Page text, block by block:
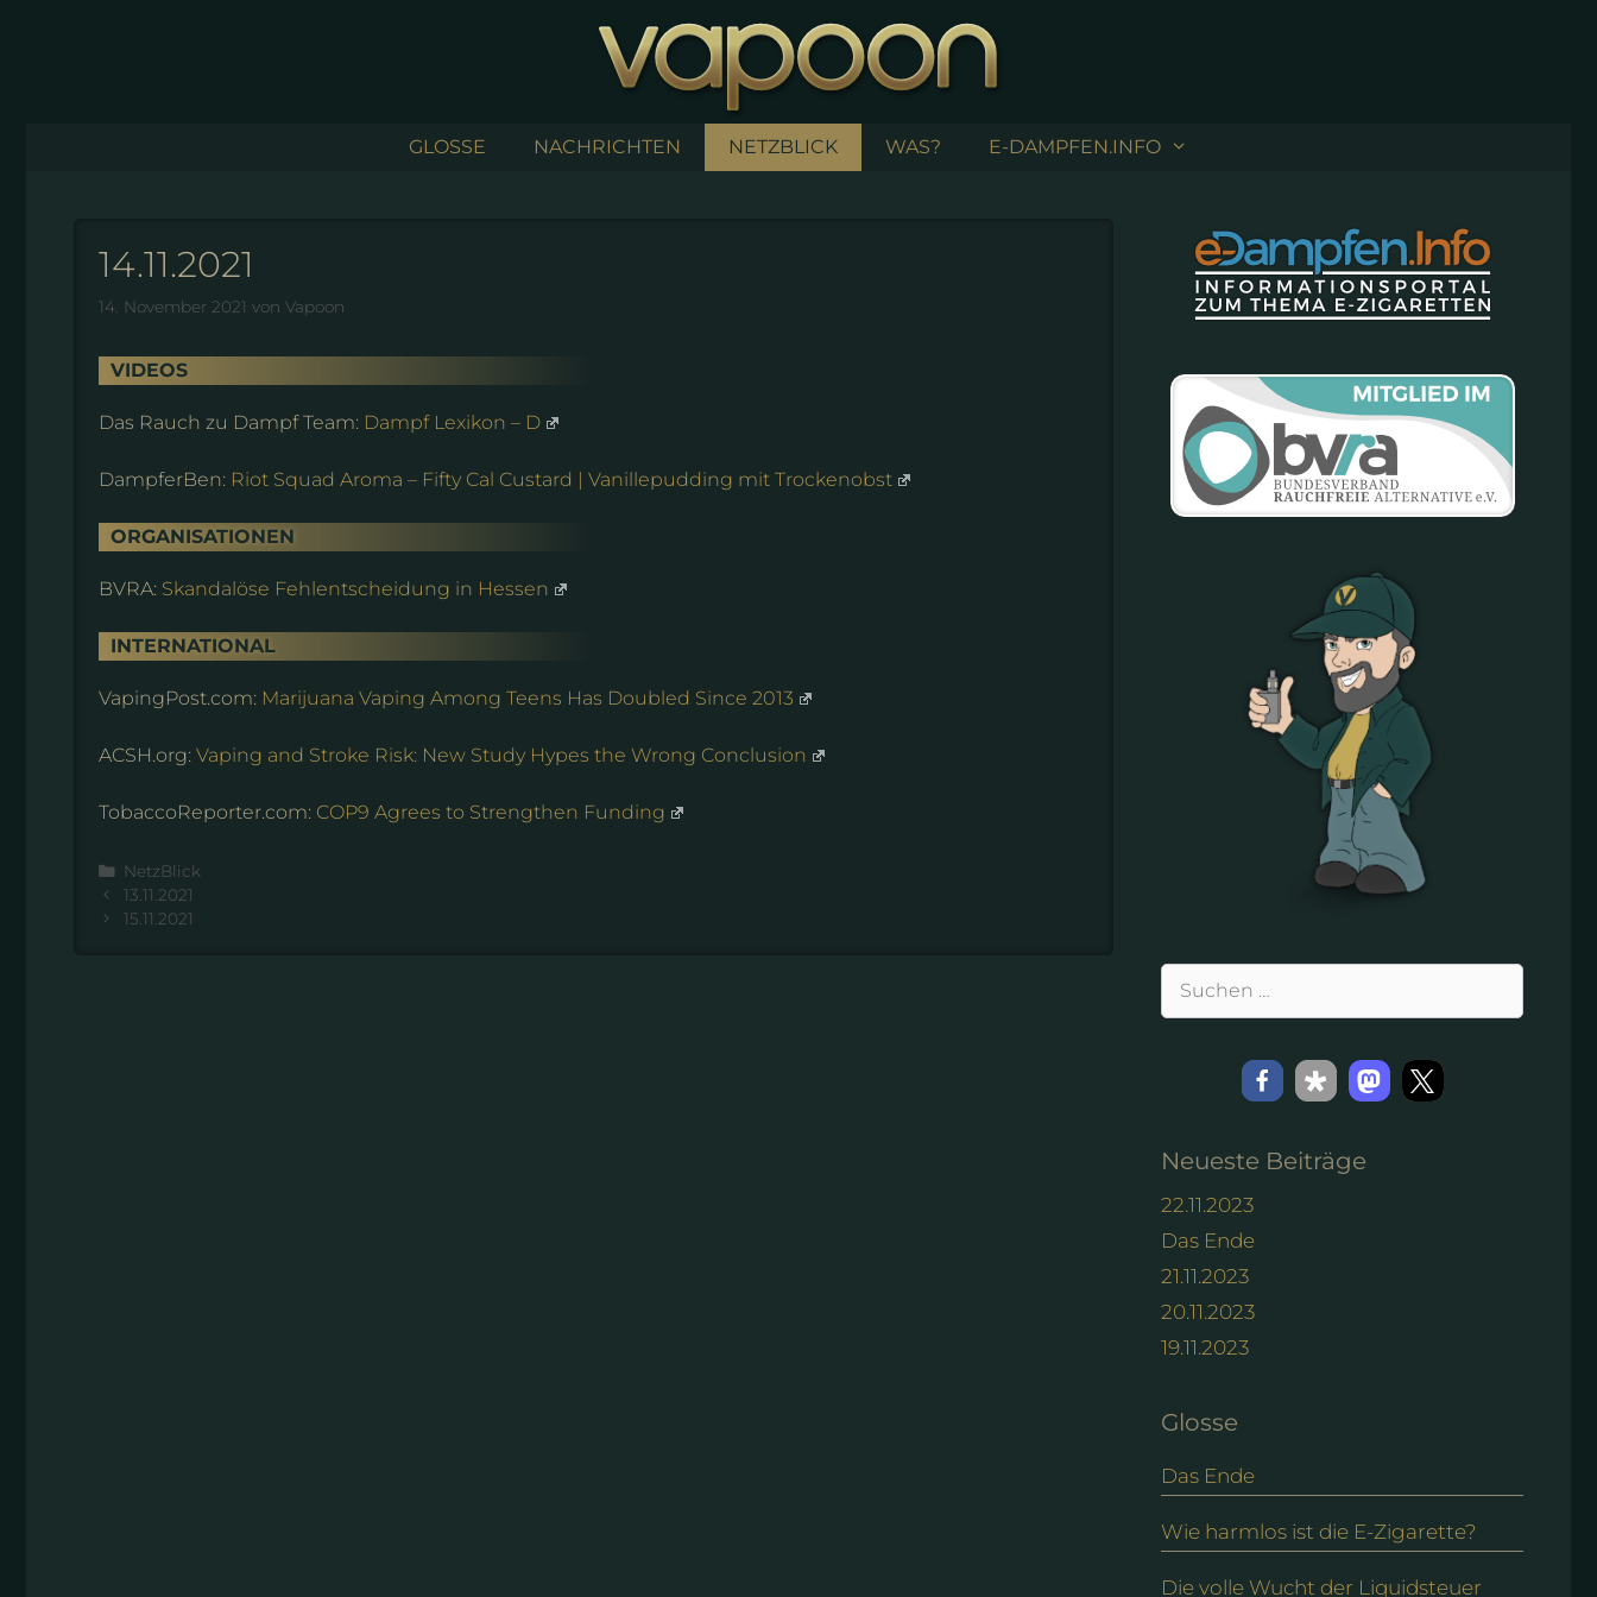
GLOSSE NACHRICHTEN NETZBLICK WAS? E-DAMPFEN.INFO
14.11.2021
14. November 2021 von Vapoon
VIDEOS
Das Rauch zu Dampf Team: Dampf Lexikon – D
DampferBen: Riot Squad Aroma – Fifty Cal Custard | Vanillepudding mit Trockenobst
ORGANISATIONEN
BVRA: Skandalöse Fehlentscheidung in Hessen
INTERNATIONAL
VapingPost.com: Marijuana Vaping Among Teens Has Doubled Since 2013
ACSH.org: Vaping and Stroke Risk: New Study Hypes the Wrong Conclusion
TobaccoReporter.com: COP9 Agrees to Strengthen Funding
Kategorien
NetzBlick
13.11.2021
15.11.2021
Suchen
Neueste Beiträge
22.11.2023
Das Ende
21.11.2023
20.11.2023
19.11.2023
Glosse
Das Ende
Wie harmlos ist die E-Zigarette?
Die volle Wucht der Liquidsteuer